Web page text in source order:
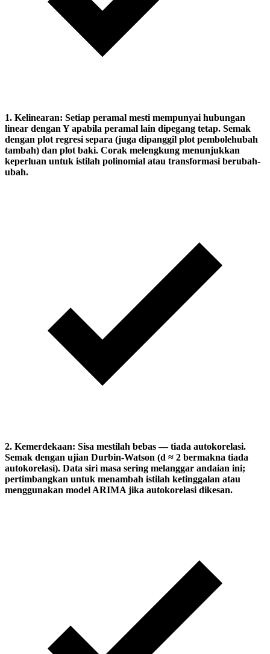
1. Kelinearan: Setiap peramal mesti mempunyai hubungan
linear dengan Y apabila peramal lain dipegang tetap. Semak
dengan plot regresi separa (juga dipanggil plot pembolehubah
tambah) dan plot baki. Corak melengkung menunjukkan
keperluan untuk istilah polinomial atau transformasi berubah-
ubah.
2. Kemerdekaan: Sisa mestilah bebas — tiada autokorelasi.
Semak dengan ujian Durbin-Watson (d ≈ 2 bermakna tiada
autokorelasi). Data siri masa sering melanggar andaian ini;
pertimbangkan untuk menambah istilah ketinggalan atau
menggunakan model ARIMA jika autokorelasi dikesan.